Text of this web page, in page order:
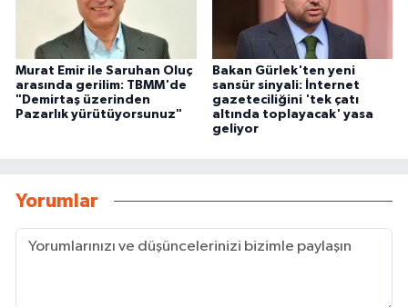
Murat Emir ile Saruhan Oluç
arasında gerilim: TBMM'de
"Demirtaş üzerinden
Pazarlık yürütüyorsunuz"
Bakan Gürlek'ten yeni
sansür sinyali: İnternet
gazeteciliğini 'tek çatı
altında toplayacak' yasa
geliyor
Yorumlar